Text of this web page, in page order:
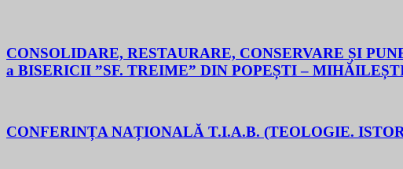
CONSOLIDARE, RESTAURARE, CONSERVARE ȘI
a BISERICII ”SF. TREIME” DIN POPEȘTI –
CONFERINȚA NAȚIONALĂ T.I.A.B. (TEOLOGIE.